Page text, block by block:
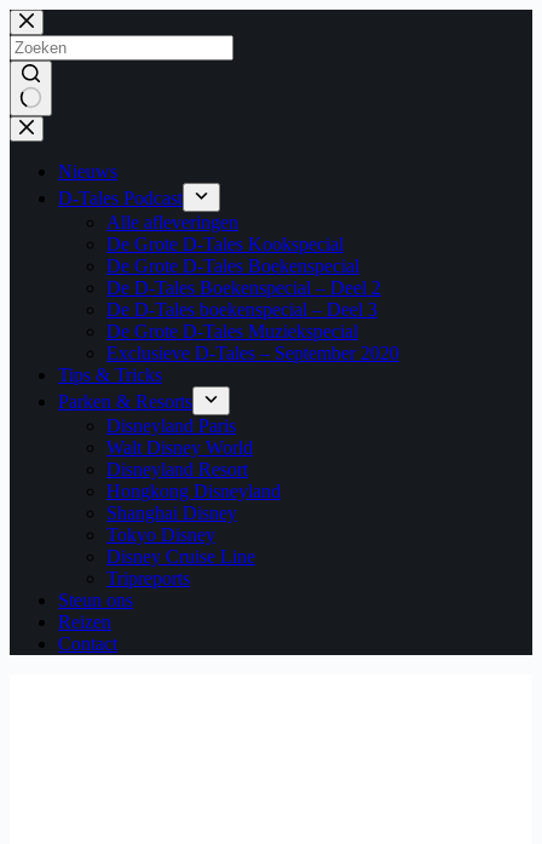
Ga
naar
de
inhoud
Geen
resultaten
Nieuws
D-Tales Podcast
Alle afleveringen
De Grote D-Tales Kookspecial
De Grote D-Tales Boekenspecial
De D-Tales Boekenspecial – Deel 2
De D-Tales boekenspecial – Deel 3
De Grote D-Tales Muziekspecial
Exclusieve D-Tales – September 2020
Tips & Tricks
Parken & Resorts
Disneyland Paris
Walt Disney World
Disneyland Resort
Hongkong Disneyland
Shanghai Disney
Tokyo Disney
Disney Cruise Line
Tripreports
Steun ons
Reizen
Contact